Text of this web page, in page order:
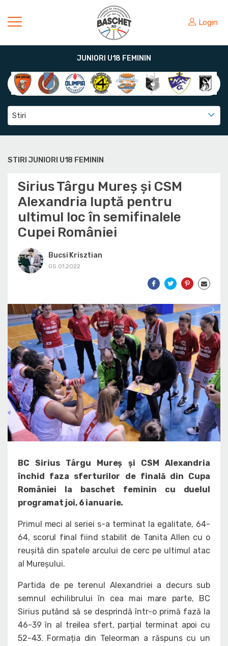
Login
JUNIORI U18 FEMININ
Stiri
STIRI JUNIORI U18 FEMININ
Sirius Târgu Mureș și CSM
Alexandria luptă pentru
ultimul loc în semifinalele
Cupei României
Bucsi Krisztian
05.01.2022
BC Sirius Târgu Mureș și CSM Alexandria
închid faza sferturilor de finală din Cupa
României la baschet feminin cu duelul
programat joi, 6 ianuarie.
Primul meci al seriei s-a terminat la egalitate, 64-
64, scorul final fiind stabilit de Tanita Allen cu o
reușită din spatele arcului de cerc pe ultimul atac
al Mureșului.
Partida de pe terenul Alexandriei a decurs sub
semnul echilibrului în cea mai mare parte, BC
Sirius putând să se desprindă într-o primă fază la
46-39 în al treilea sfert, parțial terminat apoi cu
52-43. Formația din Teleorman a răspuns cu un